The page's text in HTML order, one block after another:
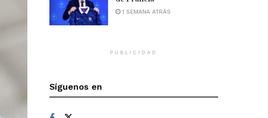
1 SEMANA ATRÁS
PUBLICIDAD
Síguenos en